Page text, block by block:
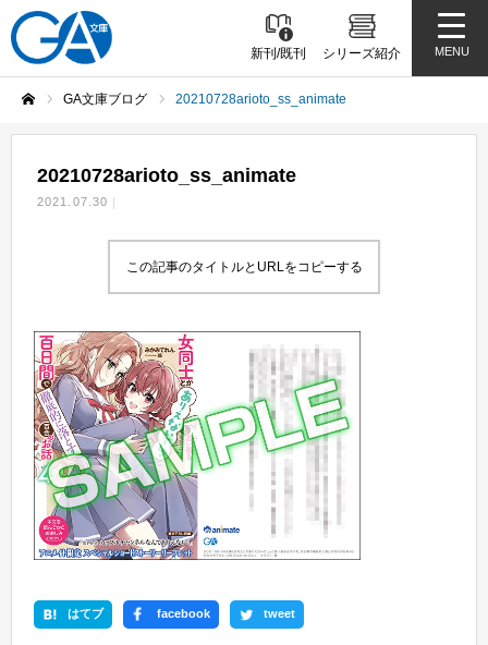
新刊/既刊 シリーズ紹介 MENU
GA文庫ブログ 20210728arioto_ss_animate
20210728arioto_ss_animate
2021.07.30
この記事のタイトルとURLをコピーする
はてブ facebook tweet